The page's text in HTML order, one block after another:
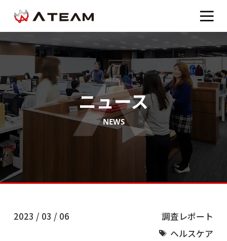
ニュース
NEWS
2023 / 03 / 06
調査レポート
ヘルスケア